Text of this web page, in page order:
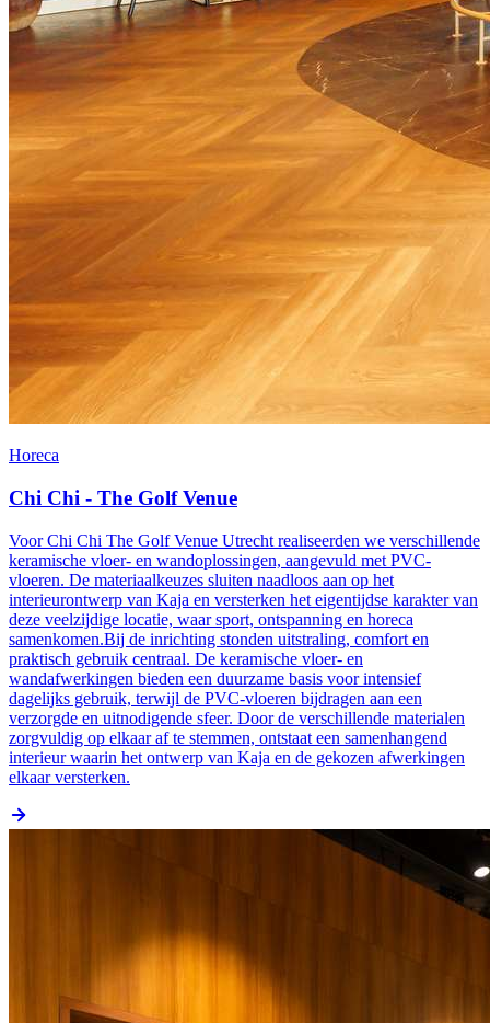
Horeca
Chi Chi - The Golf Venue
Voor Chi Chi The Golf Venue Utrecht realiseerden we verschillende
keramische vloer- en wandoplossingen, aangevuld met PVC-
vloeren. De materiaalkeuzes sluiten naadloos aan op het
interieurontwerp van Kaja en versterken het eigentijdse karakter van
deze veelzijdige locatie, waar sport, ontspanning en horeca
samenkomen.Bij de inrichting stonden uitstraling, comfort en
praktisch gebruik centraal. De keramische vloer- en
wandafwerkingen bieden een duurzame basis voor intensief
dagelijks gebruik, terwijl de PVC-vloeren bijdragen aan een
verzorgde en uitnodigende sfeer. Door de verschillende materialen
zorgvuldig op elkaar af te stemmen, ontstaat een samenhangend
interieur waarin het ontwerp van Kaja en de gekozen afwerkingen
elkaar versterken.